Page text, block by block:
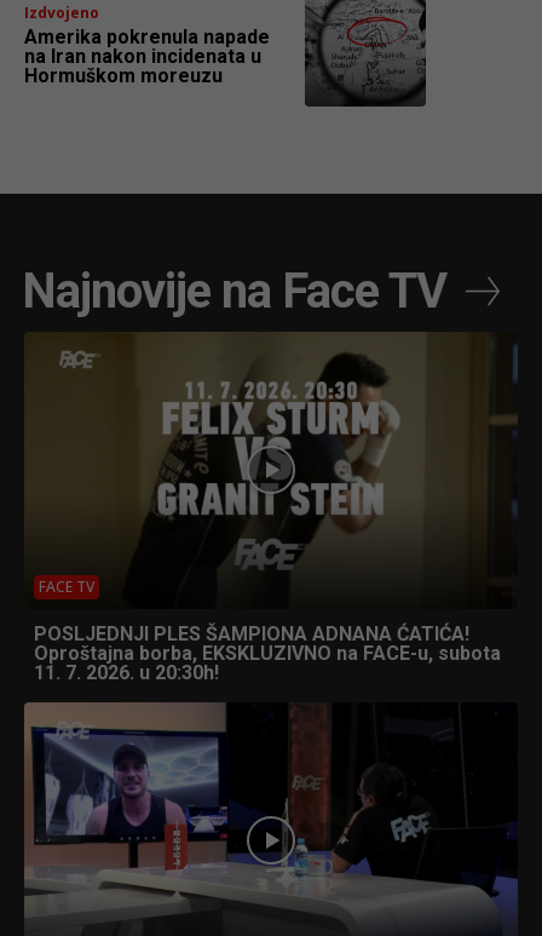
Izdvojeno
Amerika pokrenula napade
na Iran nakon incidenata u
Hormuškom moreuzu
Najnovije na Face TV
FACE TV
POSLJEDNJI PLES ŠAMPIONA ADNANA ĆATIĆA!
Oproštajna borba, EKSKLUZIVNO na FACE-u, subota
11. 7. 2026. u 20:30h!